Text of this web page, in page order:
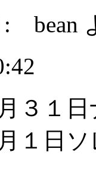
: bean
３１
１日